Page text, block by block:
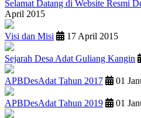
Selamat Datang di Website Resmi
April 2015
Visi dan Misi 17 April 2015
Sejarah Desa Adat Guliang Kangin
APBDesAdat Tahun 2017 01
APBDesAdat Tahun 2019 01